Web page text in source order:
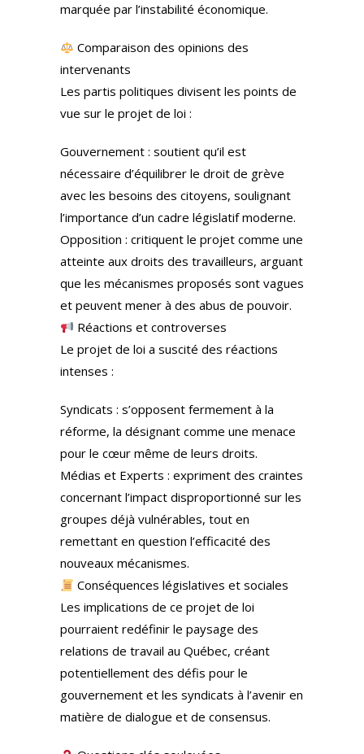
marquée par l’instabilité économique.
Comparaison des opinions des
intervenants
Les partis politiques divisent les points de
vue sur le projet de loi :
Gouvernement : soutient qu’il est
nécessaire d’équilibrer le droit de grève
avec les besoins des citoyens, soulignant
l’importance d’un cadre législatif moderne.
Opposition : critiquent le projet comme une
atteinte aux droits des travailleurs, arguant
que les mécanismes proposés sont vagues
et peuvent mener à des abus de pouvoir.
Réactions et controverses
Le projet de loi a suscité des réactions
intenses :
Syndicats : s’opposent fermement à la
réforme, la désignant comme une menace
pour le cœur même de leurs droits.
Médias et Experts : expriment des craintes
concernant l’impact disproportionné sur les
groupes déjà vulnérables, tout en
remettant en question l’efficacité des
nouveaux mécanismes.
Conséquences législatives et sociales
Les implications de ce projet de loi
pourraient redéfinir le paysage des
relations de travail au Québec, créant
potentiellement des défis pour le
gouvernement et les syndicats à l’avenir en
matière de dialogue et de consensus.